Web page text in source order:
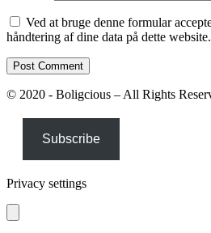
Ved at bruge denne formular
håndtering af dine data på dette website.
© 2020 - Boligcious – All Rights
Subscribe
Privacy settings